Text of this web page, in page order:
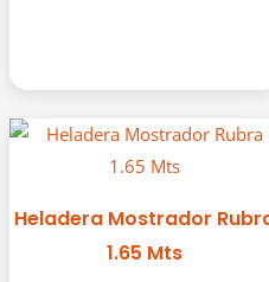
Heladera Mostrador
1.65 Mts